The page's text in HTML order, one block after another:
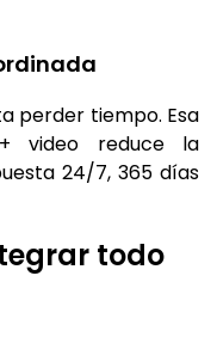
perder tiempo. Esa
video reduce la
24/7, 365 días
todo